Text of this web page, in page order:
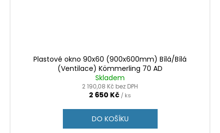
Plastové okno 90x60 (900x600mm) Bílá/Bílá
(Ventilace) Kömmerling 70 AD
Skladem
2 190,08 Kč bez DPH
2 650 Kč / ks
DO KOŠÍKU